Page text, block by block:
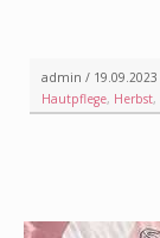
admin / 19.09.2023
Hautpflege, Herbst,